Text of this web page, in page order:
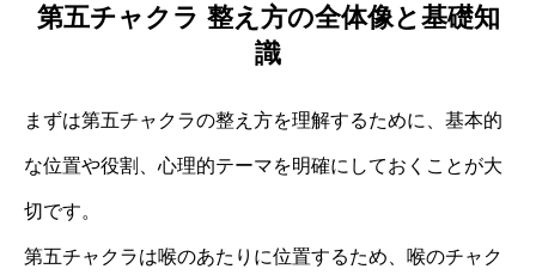
第五チャクラ 整え方の全体像と基礎知
識
まずは第五チャクラの整え方を理解するために、基本的
な位置や役割、心理的テーマを明確にしておくことが大
切です。
第五チャクラは喉のあたりに位置するため、喉のチャク